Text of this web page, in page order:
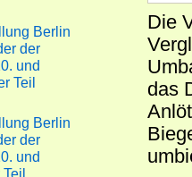
Die
das
Berlin
der
und
Teil
Berlin
der
und
Teil